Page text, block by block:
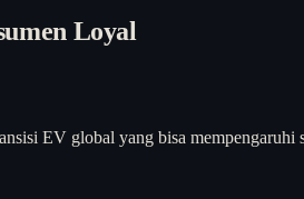
Loyal
EV global yang bisa